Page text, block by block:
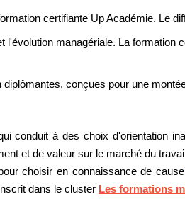
certifiante Up Académie. Le
managériale. La formation
conçues pour une
conduit à des choix d'orientation
et de valeur sur le marché du
choisir en connaissance de
dans le cluster Les formations